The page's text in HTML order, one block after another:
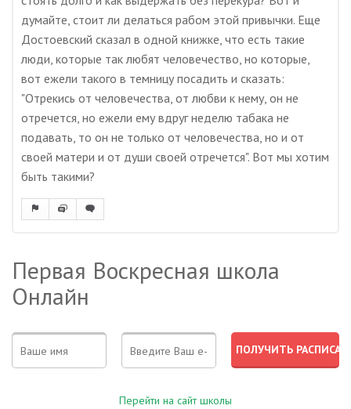
думайте, стоит ли делаться рабом этой привычки. Еще
Достоевский сказал в одной книжке, что есть такие
люди, которые так любят человечество, но которые,
вот ежели такого в темницу посадить и сказать:
"Отрекись от человечества, от любви к нему, он не
отречется, но ежели ему вдруг неделю табака не
подавать, то он не только от человечества, но и от
своей матери и от души своей отречется". Вот мы хотим
быть такими?
Первая Воскресная школа
Онлайн
Перейти на сайт школы